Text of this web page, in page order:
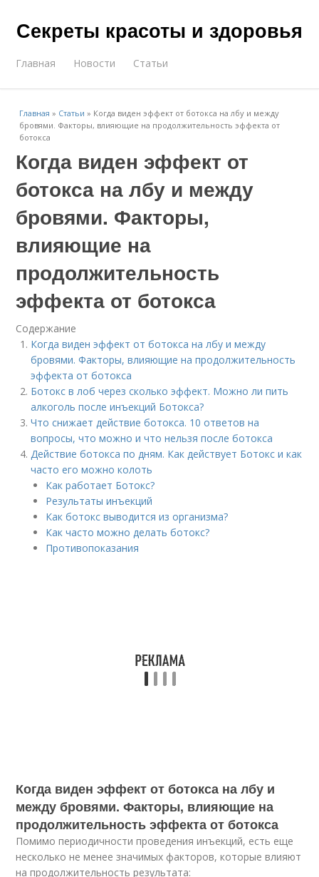
Секреты красоты и здоровья
Главная Новости Статьи
Главная » Статьи » Когда виден эффект от ботокса на лбу и между
бровями. Факторы, влияющие на продолжительность эффекта от
ботокса
Когда виден эффект от
ботокса на лбу и между
бровями. Факторы,
влияющие на
продолжительность
эффекта от ботокса
Содержание
Когда виден эффект от ботокса на лбу и между
бровями. Факторы, влияющие на продолжительность
эффекта от ботокса
Ботокс в лоб через сколько эффект. Можно ли пить
алкоголь после инъекций Ботокса?
Что снижает действие ботокса. 10 ответов на
вопросы, что можно и что нельзя после ботокса
Действие ботокса по дням. Как действует Ботокс и как
часто его можно колоть
Как работает Ботокс?
Результаты инъекций
Как ботокс выводится из организма?
Как часто можно делать ботокс?
Противопоказания
Когда виден эффект от ботокса на лбу и
между бровями. Факторы, влияющие на
продолжительность эффекта от ботокса
Помимо периодичности проведения инъекций, есть еще
несколько не менее значимых факторов, которые влияют
на продолжительность результата: